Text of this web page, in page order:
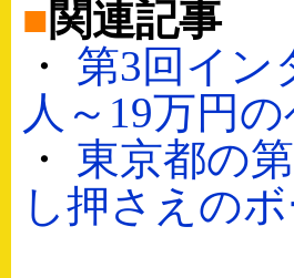
■関連記事
・ 第3回イン
人～19万円
・ 東京都の
し押さえの